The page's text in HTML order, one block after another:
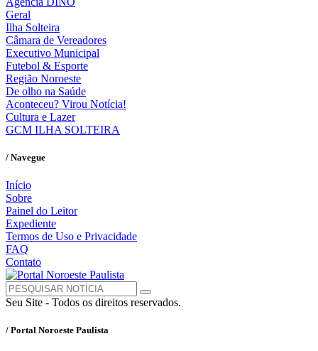
Geral
Ilha Solteira
Câmara de Vereadores
Executivo Municipal
Futebol & Esporte
Região Noroeste
De olho na Saúde
Aconteceu? Virou Notícia!
Cultura e Lazer
GCM ILHA SOLTEIRA
/ Navegue
Início
Sobre
Painel do Leitor
Expediente
Termos de Uso e Privacidade
FAQ
Contato
Seu Site - Todos os direitos reservados.
/ Portal Noroeste Paulista